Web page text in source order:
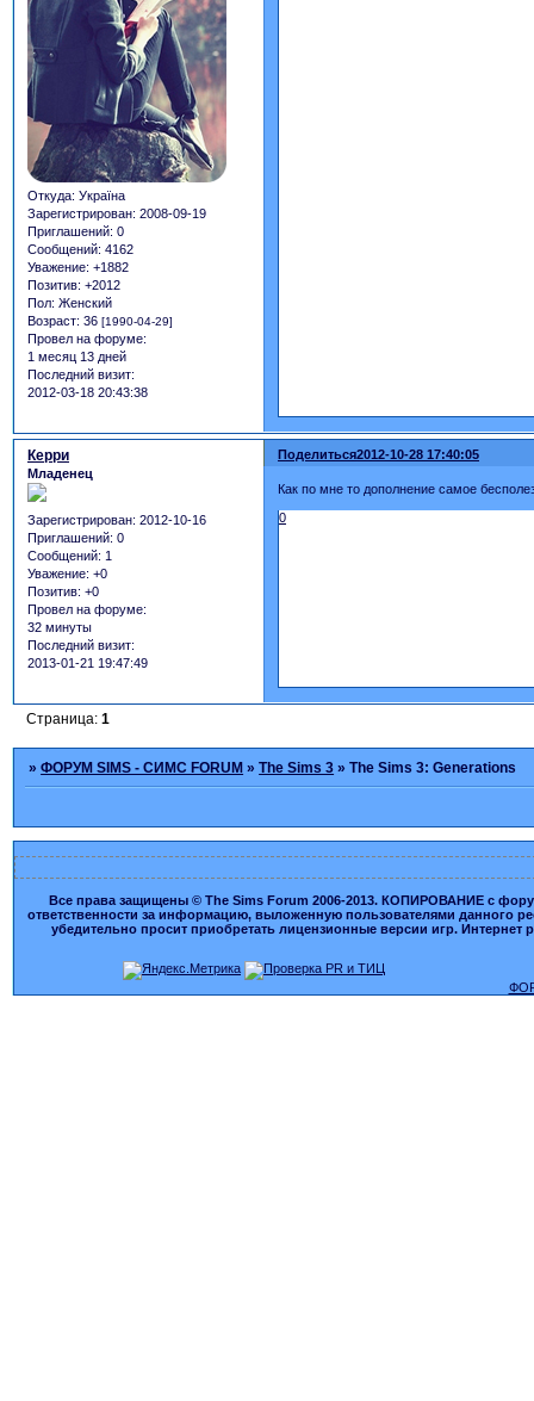
Откуда: Україна
Зарегистрирован: 2008-09-19
Приглашений: 0
Сообщений: 4162
Уважение: +1882
Позитив: +2012
Пол: Женский
Возраст: 36 [1990-04-29]
Провел на форуме:
1 месяц 13 дней
Последний визит:
2012-03-18 20:43:38
Поделиться2012-10-28 17:40:05
Керри
Младенец
Зарегистрирован: 2012-10-16
Приглашений: 0
Сообщений: 1
Уважение: +0
Позитив: +0
Провел на форуме:
32 минуты
Последний визит:
2013-01-21 19:47:49
Как по мне то дополнение самое
0
Страница:1
»ФОРУМ SIMS - СИМС FORUM »The Sims 3 »The Sims 3: Generations
Все права защищены © The Sims Forum 2006-2013. КОПИРОВАНИЕ с
ответственности за информацию, выложенную пользователями данного
убедительно просит приобретать лицензионные версии игр.